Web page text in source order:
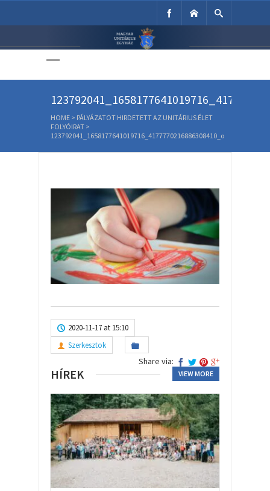
Unitárius Egyház
HOME > PÁLYÁZATOT HIRDETETT AZ UNITÁRIUS ÉLET
FOLYÓIRAT >
123792041_1658177641019716_4177770216886308410_o
2020-11-17 at 15:10
Szerkesztok
Share via:
HÍREK VIEW MORE